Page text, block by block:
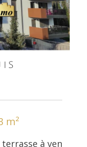
m²
à ven